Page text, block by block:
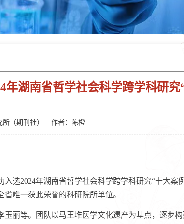
年湖南省哲学社会科学跨学科研究
（期刊社） 作者：陈橙
2024年湖南省哲学社会科学跨学科研究“十大案
唯一获此荣誉的科研院所单位。
丽等。团队以马王堆医学文化遗产为基点，逐步构